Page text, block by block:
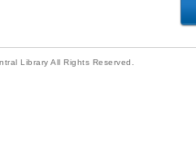
Library All Rights Reserved.